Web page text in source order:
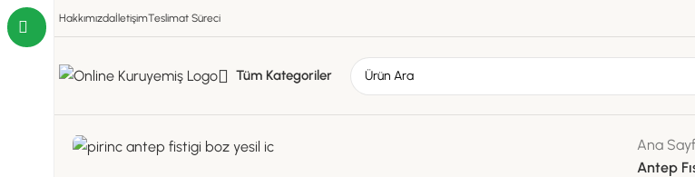
HakkımızdaİletişimTeslimat Süreci
Tüm Kategoriler
Ana
Antep